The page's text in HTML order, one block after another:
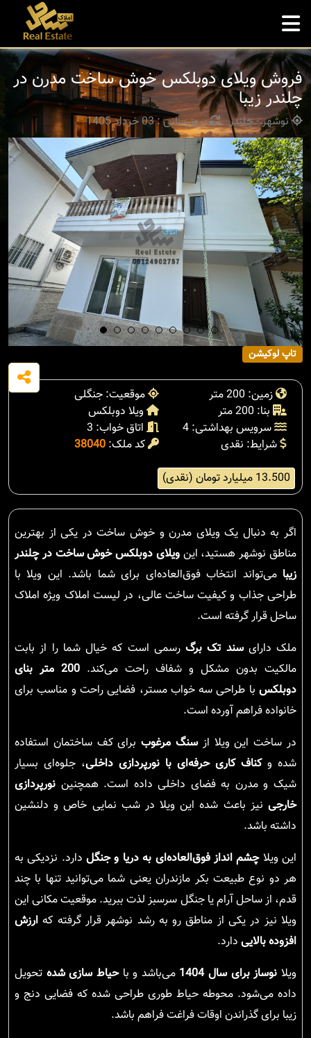
فروش ویلای دوبلکس خوش ساخت مدرن در
چلندر زیبا
نوشهر - چلندر بروزرسانی : 03 خرداد 1405
تاپ لوکیشن
زمین: 200 متر
موقعیت: جنگلی
بنا: 200 متر
ویلا دوبلکس
سرویس بهداشتی: 4
اتاق خواب: 3
شرایط: نقدی
کد ملک: 38040
13.500 میلیارد تومان (نقدی)
اگر به دنبال یک ویلای مدرن و خوش ساخت در یکی از بهترین
مناطق نوشهر هستید، اینویلای دوبلکس خوش ساخت در چلندر
زیبا می‌تواند انتخاب فوق‌العاده‌ای برای شما باشد. این ویلا با
طراحی جذاب و کیفیت ساخت عالی، در لیست املاک ویژه املاک
ساحل قرار گرفته است.
ملک دارایسند تک برگ رسمی است که خیال شما را از بابت
مالکیت بدون مشکل و شفاف راحت می‌کند.
200 متر بنای
دوبلکس با طراحی سه خواب مستر، فضایی راحت و مناسب برای
خانواده فراهم آورده است.
در ساخت این ویلا ازسنگ مرغوببرای کف ساختمان استفاده
شده وکناف کاری حرفه‌ای با نورپردازی داخلی، جلوه‌ای بسیار
شیک و مدرن به فضای داخلی داده است. همچنین نورپردازی
خارجی نیز باعث شده این ویلا در شب نمایی خاص و دلنشین
داشته باشد.
این ویلاچشم انداز فوق‌العاده‌ای به دریا و جنگلدارد. نزدیکی به
هر دو نوع طبیعت بکر مازندران یعنی شما می‌توانید تنها با چند
قدم، از ساحل آرام یا جنگل سرسبز لذت ببرید. موقعیت مکانی این
ویلا نیز در یکی از مناطق رو به رشد نوشهر قرار گرفته که ارزش
افزوده بالایی دارد.
ویلا نوساز برای سال 1404 می‌باشد و باحیاط سازی شده تحویل
داده می‌شود. محوطه حیاط طوری طراحی شده که فضایی دنج و
زیبا برای گذراندن اوقات فراغت فراهم باشد.